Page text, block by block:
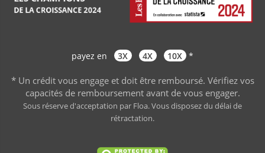
payez en 3X 4X 10X *
* Un crédit vous engage et doit être remboursé. Vérifiez vos
capacités de remboursement avant de vous engager.
Sous réserve d'acceptation par Floa. Vous disposez du délai de
rétractation.